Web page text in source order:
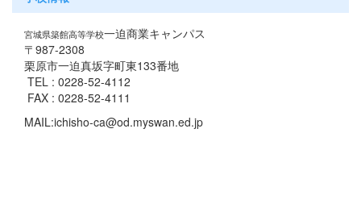
宮城県築館高等学校一迫商業キャンパス
〒987-2308
栗原市一迫真坂字町東133番地
TEL : 0228-52-4112
FAX : 0228-52-4111
MAIL:ichisho-ca@od.myswan.ed.jp